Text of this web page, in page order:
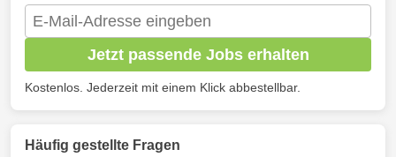
Jetzt passende Jobs erhalten
Kostenlos. Jederzeit mit einem Klick abbestellbar.
Häufig gestellte Fragen